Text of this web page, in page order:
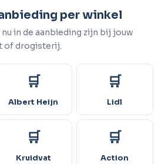
per winkel
in de aanbieding zijn bij jouw
of drogisterij.
🛒
Albert Heijn
🛒
Lidl
🛒
Kruidvat
🛒
Action